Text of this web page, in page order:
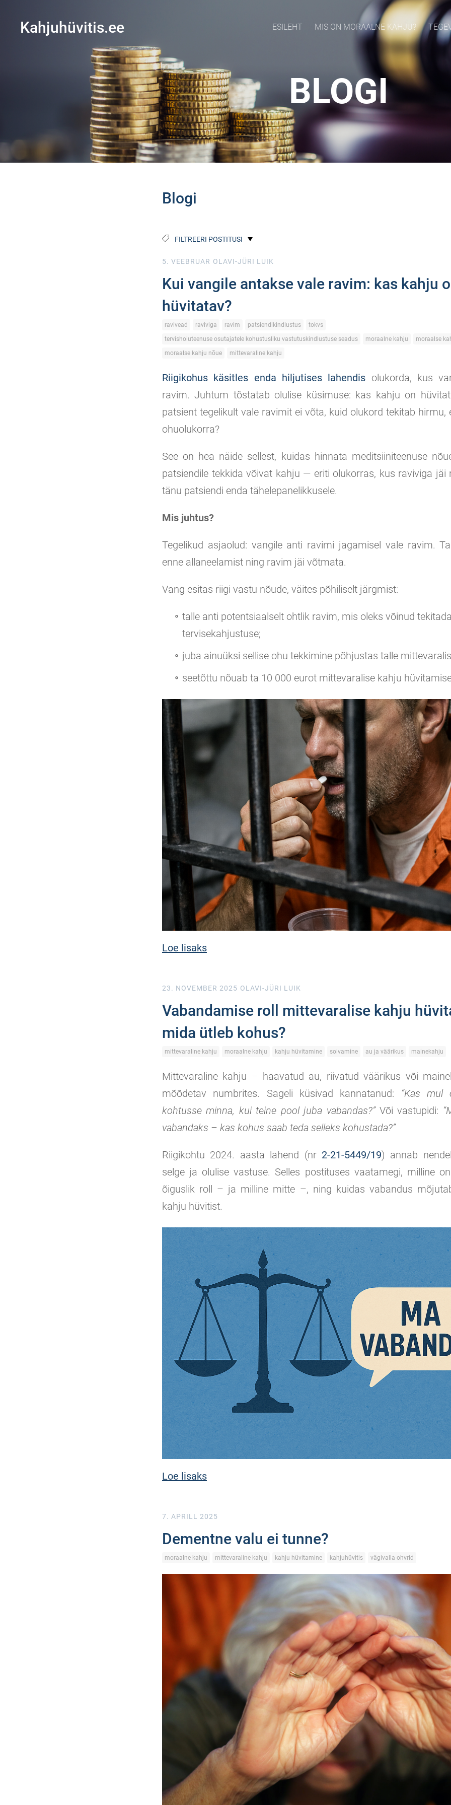
Kahjuhüvitis.ee ESILEHT MIS ON MORAALNE KAHJU?
BLOGI
Blogi
FILTREERI POSTITUSI
5. VEEBRUAR OLAVI-JÜRI LUIK
Kui vangile antakse vale ravim: kas kahju
hüvitatav?
ravivead raviviga ravim patsiendikindlustus
tokvs
tervishoiuteenuse osutajatele kohustusliku vastutuskindlustuse seadus
moraalne kahju
moraalse
moraalse kahju nõue
mittevaraline kahju
Riigikohus käsitles enda hiljutises lahendis olukorda, kus
ravim. Juhtum tõstatab olulise küsimuse: kas kahju on
patsient tegelikult vale ravimit ei võta, kuid olukord tekitab hirmu,
ohuolukorra?
See on hea näide sellest, kuidas hinnata meditsiiniteenuse
patsiendile tekkida võivat kahju — eriti olukorras, kus raviviga jäi
tänu patsiendi enda tähelepanelikkusele.
Mis juhtus?
Tegelikud asjaolud: vangile anti ravimi jagamisel vale ravim.
enne allaneelamist ning ravim jäi võtmata.
Vang esitas riigi vastu nõude, väites põhiliselt järgmist:
talle anti potentsiaalselt ohtlik ravim, mis oleks võinud
tervisekahjustuse;
juba ainuüksi sellise ohu tekkimine põhjustas talle
seetõttu nõuab ta 10 000 eurot mittevaralise kahju
Loe lisaks
23. NOVEMBER 2025 OLAVI-JÜRI LUIK
Vabandamise roll mittevaralise kahju
mida ütleb kohus?
mittevaraline kahju moraalne kahju kahju hüvitamine solvamine au ja väärikus mainekahju
Mittevaraline kahju – haavatud au, riivatud väärikus või
mõõdetav numbrites. Sageli küsivad kannatanud: “Kas mul
kohtusse minna, kui teine pool juba vabandas?”Või vastupidi:
vabandaks – kas kohus saab teda selleks kohustada?”
Riigikohtu 2024. aasta lahend (nr 2-21-5449/19) annab
selge ja olulise vastuse. Selles postituses vaatamegi, milline
õiguslik roll – ja milline mitte –, ning kuidas vabandus
kahju hüvitist.
Loe lisaks
7. APRILL 2025
Dementne valu ei tunne?
moraalne kahju mittevaraline kahju kahju hüvitamine kahjuhüvitis vägivalla ohvrid